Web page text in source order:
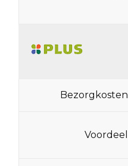
Bezorgkosten
Voordeel